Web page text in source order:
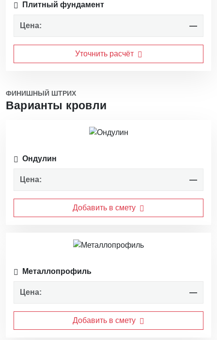
Плитный фундамент
Цена: —
Уточнить расчёт
ФИНИШНЫЙ ШТРИХ
Варианты кровли
Ондулин
Цена: —
Добавить в смету
Металлопрофиль
Цена: —
Добавить в смету